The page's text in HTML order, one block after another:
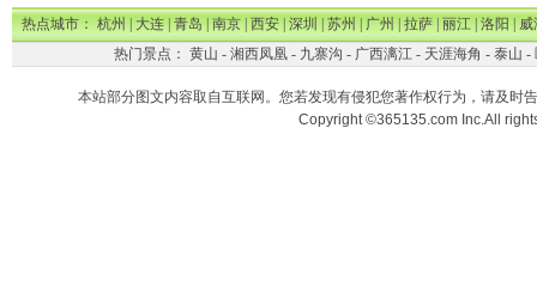
热点城市：杭州|大连|青岛|南京|西安|深圳|苏州|广州|拉萨|丽江|洛阳|威
热门景点： 黄山 - 湘西凤凰- 九寨沟 - 广西漓江- 天涯海角 - 泰山 -
本站部分图文内容取自互联网。您若发现有侵犯您著作权行为，请及时
Copyright ©365135.com Inc.All